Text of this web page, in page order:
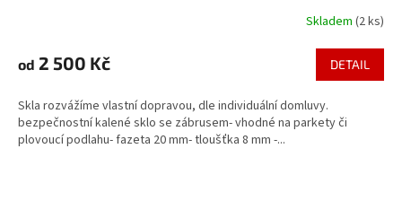
Skladem (2 ks)
od 2 500 Kč DETAIL
Skla rozvážíme vlastní dopravou, dle individuální domluvy.
bezpečnostní kalené sklo se zábrusem- vhodné na parkety či
plovoucí podlahu- fazeta 20 mm- tloušťka 8 mm -...